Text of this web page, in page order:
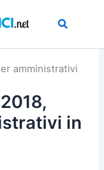
amministrativi
in